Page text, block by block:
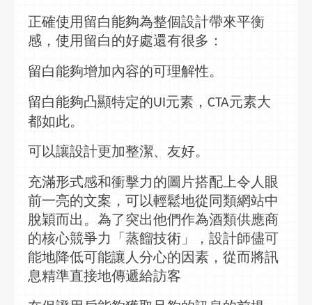
正確使用留白能夠為整個設計帶來平衡
感，使用留白的好處還有很多：
留白能夠增加內容的可理解性。
留白能夠凸顯特定的UI 元素， CTA元素大
都如此。
可以讓設計更加整潔、友好。
充滿形式感和衝擊力的圖片搭配上令人眼
前一亮的文案，可以輕鬆地從同類網站中
脫穎而出。為了突出他們作為酒類供應商
的核心競爭力「蒸餾技術」，設計師儘可
能地降低可能讓人分心的因素，從而將訊
息精準直接地傳遞給訪客